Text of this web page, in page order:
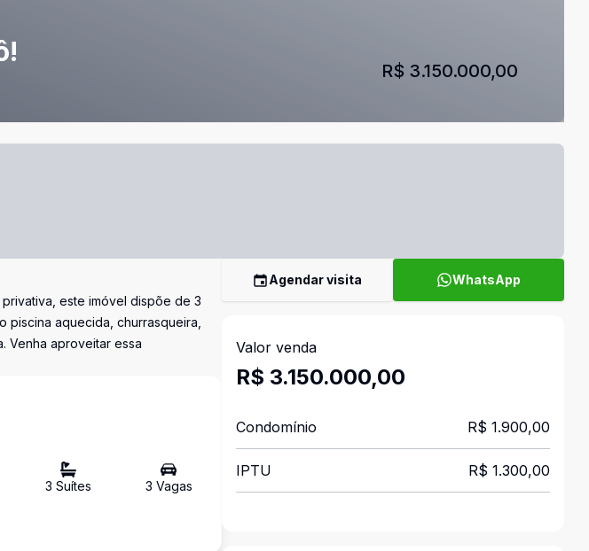
R$ 3.150.000,00
privativa, este imóvel dispõe de 3
piscina aquecida, churrasqueira,
Venha aproveitar essa
3 Suítes 3 Vagas
Agendar visita WhatsApp
Valor venda
R$ 3.150.000,00
Condomínio R$ 1.900,00
IPTU R$ 1.300,00